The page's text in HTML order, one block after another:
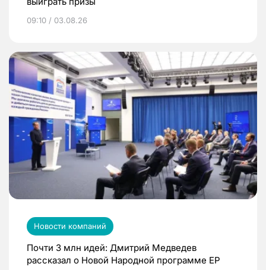
09:10 / 03.08.26
Новости компаний
Почти 3 млн идей: Дмитрий Медведев
рассказал о Новой Народной программе ЕР